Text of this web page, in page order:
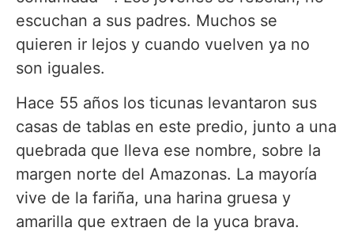
escuchan a sus padres. Muchos se
quieren ir lejos y cuando vuelven ya no
son iguales.
Hace 55 años los ticunas levantaron sus
casas de tablas en este predio, junto a una
quebrada que lleva ese nombre, sobre la
margen norte del Amazonas. La mayoría
vive de la fariña, una harina gruesa y
amarilla que extraen de la yuca brava.